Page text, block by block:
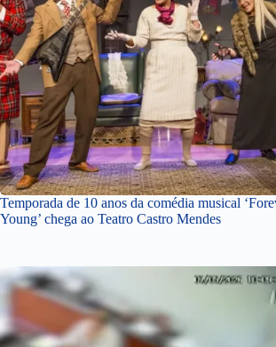
Temporada de 10 anos da comédia musical
Young’ chega ao Teatro Castro Mendes